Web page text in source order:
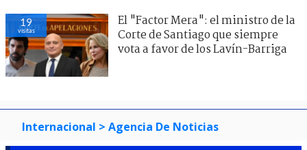
19
visitas
El "Factor Mera": el ministro de la
Corte de Santiago que siempre
vota a favor de los Lavín-Barriga
Internacional > Agencia De Noticias